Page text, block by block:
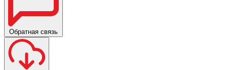
Обратная связь